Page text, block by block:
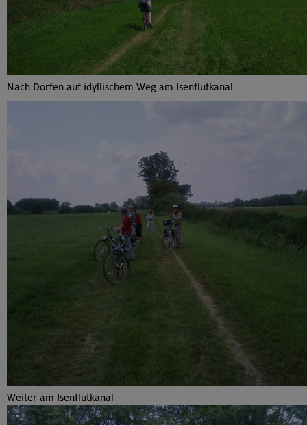
Nach Dorfen auf idyllischem Weg am Isenflutkanal
Weiter am Isenflutkanal